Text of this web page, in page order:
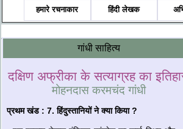
हमारे रचनाकार हिंदी लेखक
गांधी साहित्य
दक्षिण अफ्रीका के सत्याग्रह का
मोहनदास करमचंद गांधी
प्रथम खंड : 7. हिंदुस्तानियों ने क्या किया ?